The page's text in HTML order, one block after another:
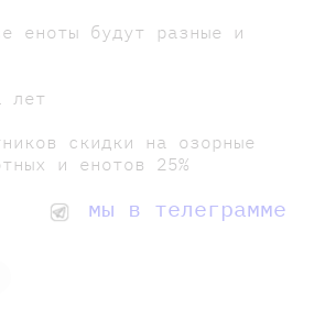
еноты будут разные и
лет
скидки на озорные
и енотов 25%
мы в телеграмме